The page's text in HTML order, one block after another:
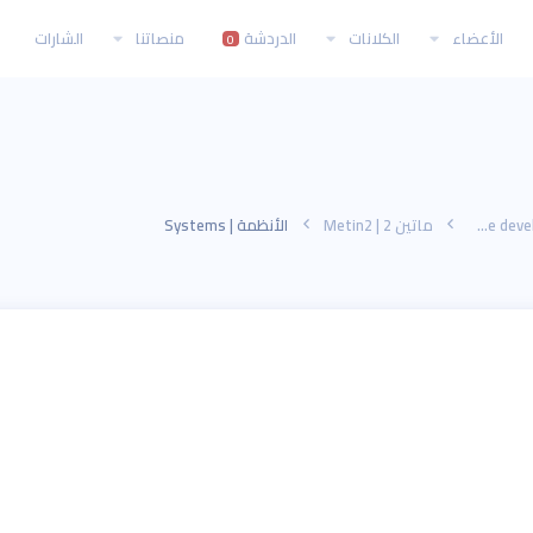
الأعضاء الكلانات الدردشة 0 منصاتنا الشارات
برمجة تطوير الألعاب | Game development programming ماتين 2 | Metin2
الأنظمة | Systems